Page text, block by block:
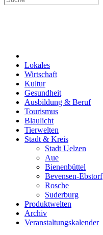
Lokales
Wirtschaft
Kultur
Gesundheit
Ausbildung & Beruf
Tourismus
Blaulicht
Tierwelten
Stadt & Kreis
Stadt Uelzen
Aue
Bienenbüttel
Bevensen-Ebstorf
Rosche
Suderburg
Produktwelten
Archiv
Veranstaltungskalender